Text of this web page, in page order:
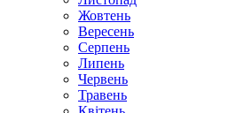
Жовтень
Вересень
Серпень
Липень
Червень
Травень